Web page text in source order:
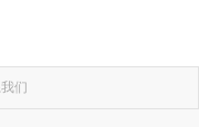
们